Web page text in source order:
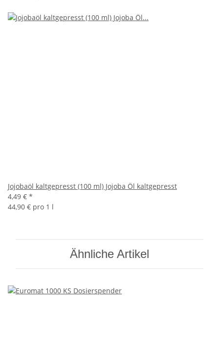
Jojobaöl kaltgepresst (100 ml) Jojoba Öl kaltgepresst
4,49 € *
44,90 € pro 1 l
Ähnliche Artikel